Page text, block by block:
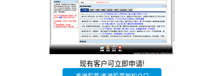
现有客户可立即申请!